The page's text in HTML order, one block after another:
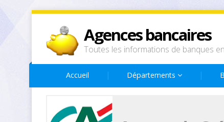
Agences bancaires
Toutes les informations de banques
Accueil Départements